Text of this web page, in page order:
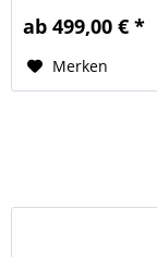
ab 499,00 € *
Merken